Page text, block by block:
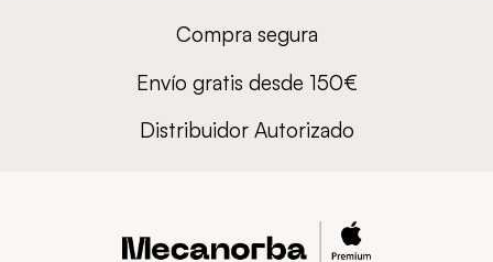
Compra segura
Envío gratis desde 150€
Distribuidor Autorizado